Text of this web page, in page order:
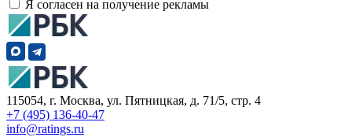
Я согласен на получение рекламы
115054, г. Москва, ул. Пятницкая, д. 71/5, стр. 4
+7 (495) 136-40-47
info@ratings.ru